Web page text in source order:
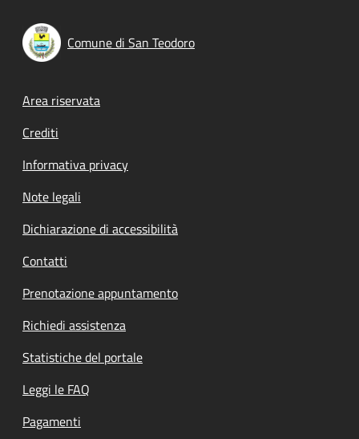
Comune di San Teodoro
Footer menu
Area riservata
Crediti
Informativa privacy
Note legali
Dichiarazione di accessibilità
Contatti
Prenotazione appuntamento
Richiedi assistenza
Statistiche del portale
Leggi le FAQ
Pagamenti